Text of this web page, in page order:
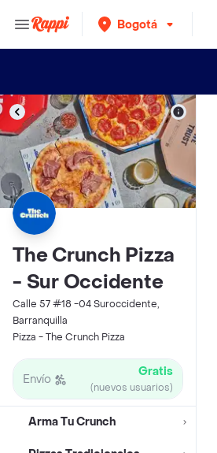
Bogotá
The Crunch Pizza
- Sur Occidente
Calle 57 #18 -04 Suroccidente,
Barranquilla
Pizza - The Crunch Pizza
Envío Gratis
(nuevos usuarios)
Arma Tu Crunch